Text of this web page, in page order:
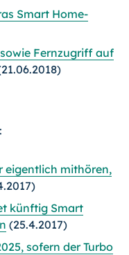
Smart Home-
Fernzugriff auf
eigentlich mithören,
künftig Smart
(25.4.2017)
sofern der Turbo